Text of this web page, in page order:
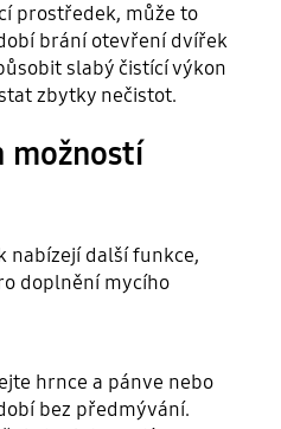
prostředek, může to
brání otevření dvířek
slabý čistící výkon
zbytky nečistot.
možností
nabízejí další funkce,
doplnění mycího
hrnce a pánve nebo
bez předmývání.